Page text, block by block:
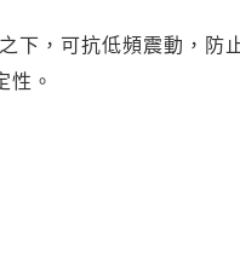
下，可抗低頻震動，防
性。